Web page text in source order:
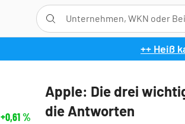
++ Heiß
Apple: Die drei
die Antworten
+0,61%